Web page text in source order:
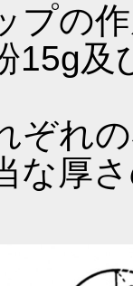
の
及
れの
な厚